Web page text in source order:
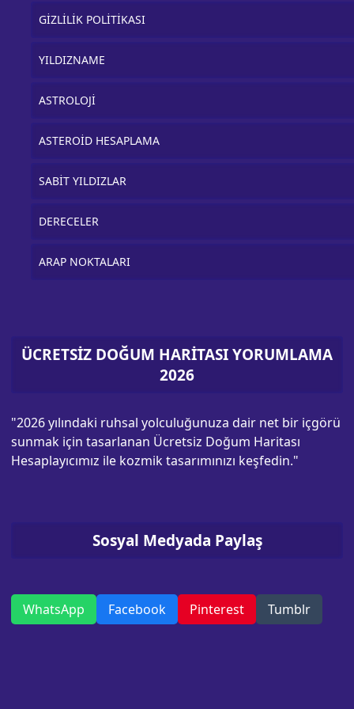
GİZLİLİK POLİTİKASI
YILDIZNAME
ASTROLOJİ
ASTEROİD HESAPLAMA
SABİT YILDIZLAR
DERECELER
ARAP NOKTALARI
ÜCRETSİZ DOĞUM HARİTASI YORUMLAMA
2026
"2026 yılındaki ruhsal yolculuğunuza dair net bir içgörü
sunmak için tasarlanan Ücretsiz Doğum Haritası
Hesaplayıcımız ile kozmik tasarımınızı keşfedin."
Sosyal Medyada Paylaş
WhatsApp Facebook Pinterest Tumblr